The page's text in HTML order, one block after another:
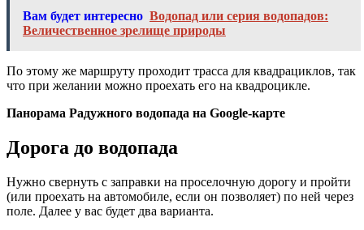
Вам будет интересно Водопад или серия водопадов:
Величественное зрелище природы
По этому же маршруту проходит трасса для квадрациклов, так
что при желании можно проехать его на квадроцикле.
Панорама Радужного водопада на Google-карте
Дорога до водопада
Нужно свернуть с заправки на проселочную дорогу и пройти
(или проехать на автомобиле, если он позволяет) по ней через
поле. Далее у вас будет два варианта.